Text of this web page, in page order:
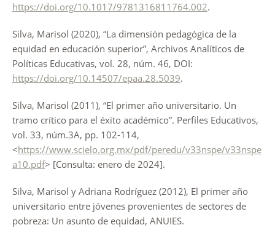
https://doi.org/10.1017/9781316811764.002.
Silva, Marisol (2020), “La dimensión pedagógica de la
equidad en educación superior”, Archivos Analíticos de
Políticas Educativas, vol. 28, núm. 46, DOI:
https://doi.org/10.14507/epaa.28.5039.
Silva, Marisol (2011), “El primer año universitario. Un
tramo crítico para el éxito académico”. Perfiles Educativos,
vol. 33, núm.3A, pp. 102-114,
<https://www.scielo.org.mx/pdf/peredu/v33nspe/v33nspe
a10.pdf> [Consulta: enero de 2024].
Silva, Marisol y Adriana Rodríguez (2012), El primer año
universitario entre jóvenes provenientes de sectores de
pobreza: Un asunto de equidad, ANUIES.